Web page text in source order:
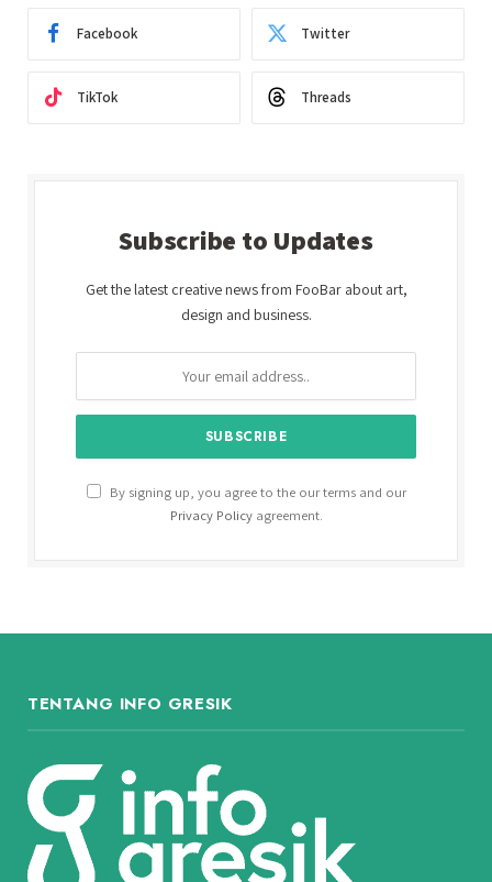
Facebook Twitter
TikTok Threads
Subscribe to Updates
Get the latest creative news from FooBar about art,
design and business.
By signing up, you agree to the our terms and our
Privacy Policyagreement.
TENTANG INFO GRESIK